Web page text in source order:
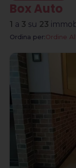
Box Auto
1 a 3 su 23
Ordina per:Ordine